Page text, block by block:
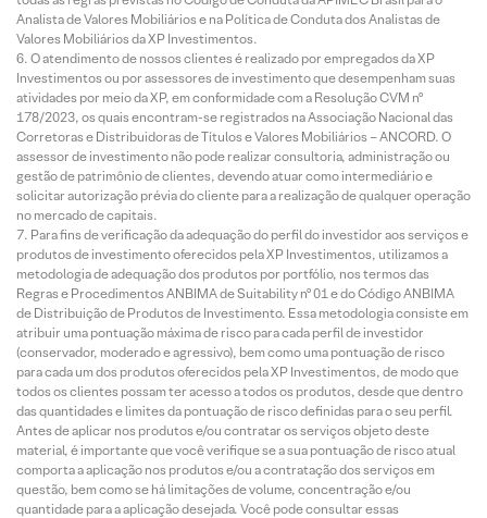
Analista de Valores Mobiliários e na Política de Conduta dos Analistas de
Valores Mobiliários da XP Investimentos.
O atendimento de nossos clientes é realizado por empregados da XP
Investimentos ou por assessores de investimento que desempenham suas
atividades por meio da XP, em conformidade com a Resolução CVM nº
178/2023, os quais encontram-se registrados na Associação Nacional das
Corretoras e Distribuidoras de Títulos e Valores Mobiliários – ANCORD. O
assessor de investimento não pode realizar consultoria, administração ou
gestão de patrimônio de clientes, devendo atuar como intermediário e
solicitar autorização prévia do cliente para a realização de qualquer operação
no mercado de capitais.
Para fins de verificação da adequação do perfil do investidor aos serviços e
produtos de investimento oferecidos pela XP Investimentos, utilizamos a
metodologia de adequação dos produtos por portfólio, nos termos das
Regras e Procedimentos ANBIMA de Suitability nº 01 e do Código ANBIMA
de Distribuição de Produtos de Investimento. Essa metodologia consiste em
atribuir uma pontuação máxima de risco para cada perfil de investidor
(conservador, moderado e agressivo), bem como uma pontuação de risco
para cada um dos produtos oferecidos pela XP Investimentos, de modo que
todos os clientes possam ter acesso a todos os produtos, desde que dentro
das quantidades e limites da pontuação de risco definidas para o seu perfil.
Antes de aplicar nos produtos e/ou contratar os serviços objeto deste
material, é importante que você verifique se a sua pontuação de risco atual
comporta a aplicação nos produtos e/ou a contratação dos serviços em
questão, bem como se há limitações de volume, concentração e/ou
quantidade para a aplicação desejada. Você pode consultar essas